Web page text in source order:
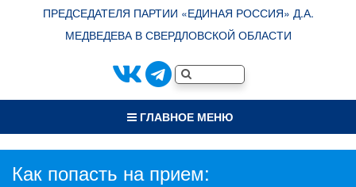
ПРЕДСЕДАТЕЛЯ ПАРТИИ «ЕДИНАЯ РОССИЯ» Д.А.
МЕДВЕДЕВА В СВЕРДЛОВСКОЙ ОБЛАСТИ
ГЛАВНОЕ МЕНЮ
Как попасть на прием: